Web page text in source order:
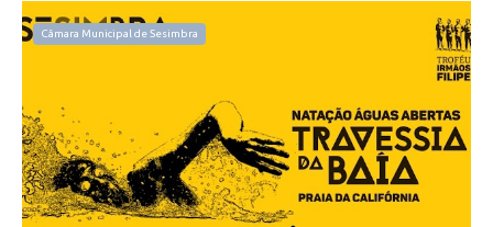
Câmara Municipal de Sesimbra